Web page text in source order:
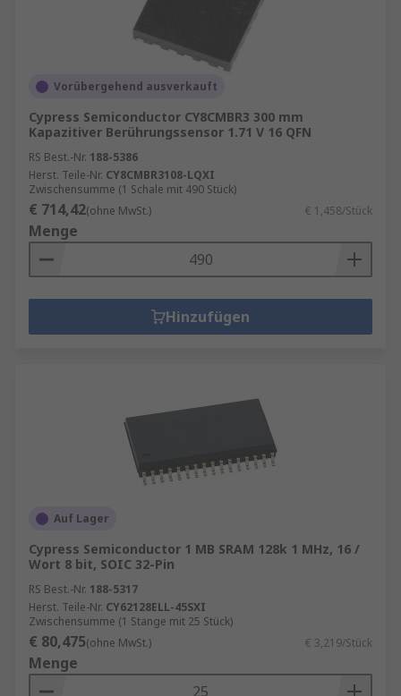
Vorübergehend ausverkauft
Cypress Semiconductor CY8CMBR3 300 mm
Kapazitiver Berührungssensor 1.71 V 16 QFN
RS Best.-Nr. 188-5386
Herst. Teile-Nr. CY8CMBR3108-LQXI
Zwischensumme (1 Schale mit 490 Stück)
€ 714,42(ohne MwSt.) € 1,458/Stück
Menge
Hinzufügen
Auf Lager
Cypress Semiconductor 1 MB SRAM 128k 1 MHz, 16 /
Wort 8 bit, SOIC 32-Pin
RS Best.-Nr. 188-5317
Herst. Teile-Nr. CY62128ELL-45SXI
Zwischensumme (1 Stange mit 25 Stück)
€ 80,475(ohne MwSt.) € 3,219/Stück
Menge